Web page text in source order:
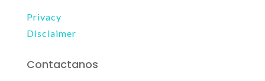
Privacy
Disclaimer
Contactanos